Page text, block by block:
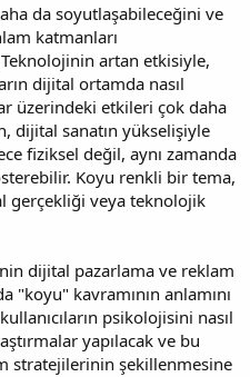
da soyutlaşabileceğini ve
katmanları
artan etkisiyle,
dijital ortamda nasıl
üzerindeki etkileri çok daha
dijital sanatın yükselişiyle
fiziksel değil, aynı zamanda
Koyu renkli bir tema,
gerçekliği veya teknolojik
dijital pazarlama ve reklam
"koyu" kavramının anlamını
psikolojisini nasıl
yapılacak ve bu
stratejilerinin şekillenmesine